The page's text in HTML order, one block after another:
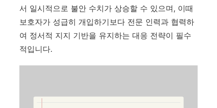
서 일시적으로 불안 수치가 상승할 수 있으며, 이때
보호자가 성급히 개입하기보다 전문 인력과 협력하
여 정서적 지지 기반을 유지하는 대응 전략이 필수
적입니다.